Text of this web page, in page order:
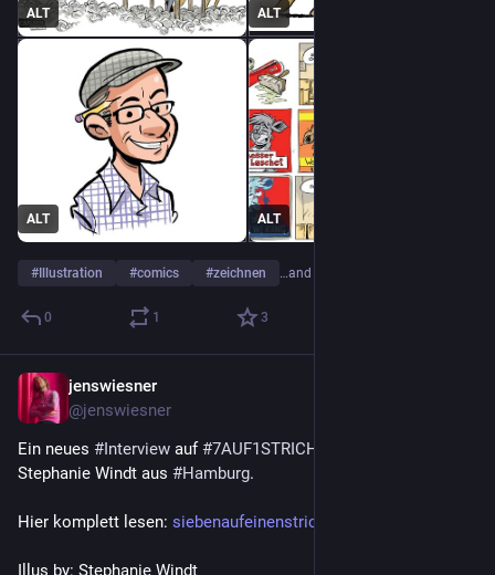
ALT ALT
ALT ALT
# Illustration #comics #zeichnen …and 2 more
0 1 3
jenswiesner
@jenswiesner
Ein neues # Interview auf #7AUF1STRICH
Stephanie Windt aus #Hamburg.
Hier komplett lesen: siebenaufeinenstrich.de/stepha
Illus by: Stephanie Windt